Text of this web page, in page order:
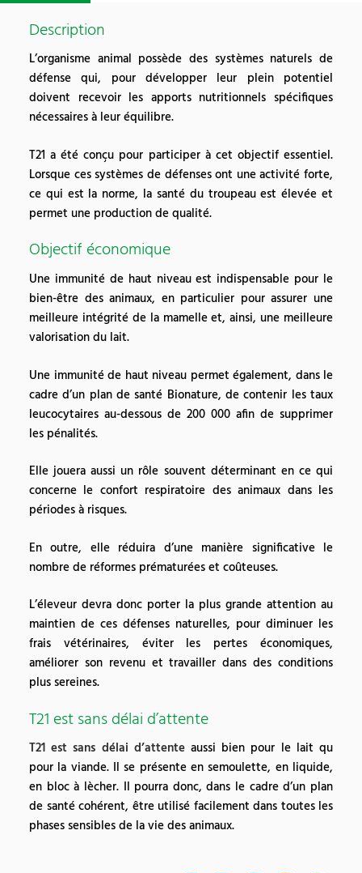
Description
L’organisme animal possède des systèmes naturels de
défense qui, pour développer leur plein potentiel
doivent recevoir les apports nutritionnels spécifiques
nécessaires à leur équilibre.
T21 a été conçu pour participer à cet objectif essentiel.
Lorsque ces systèmes de défenses ont une activité forte,
ce qui est la norme, la santé du troupeau est élevée et
permet une production de qualité.
Objectif économique
Une immunité de haut niveau est indispensable pour le
bien-être des animaux, en particulier pour assurer une
meilleure intégrité de la mamelle et, ainsi, une meilleure
valorisation du lait.
Une immunité de haut niveau permet également, dans le
cadre d’un plan de santé Bionature, de contenir les taux
leucocytaires au-dessous de 200 000 afin de supprimer
les pénalités.
Elle jouera aussi un rôle souvent déterminant en ce qui
concerne le confort respiratoire des animaux dans les
périodes à risques.
En outre, elle réduira d’une manière significative le
nombre de réformes prématurées et coûteuses.
L’éleveur devra donc porter la plus grande attention au
maintien de ces défenses naturelles, pour diminuer les
frais vétérinaires, éviter les pertes économiques,
améliorer son revenu et travailler dans des conditions
plus sereines.
T21 est sans délai d’attente
T21 est sans délai d’attenteaussi bien pour le lait qu
pour la viande. Il se présente en semoulette, en liquide,
en bloc à lècher. Il pourra donc, dans le cadre d’un plan
de santé cohérent, être utilisé facilement dans toutes les
phases sensibles de la vie des animaux.